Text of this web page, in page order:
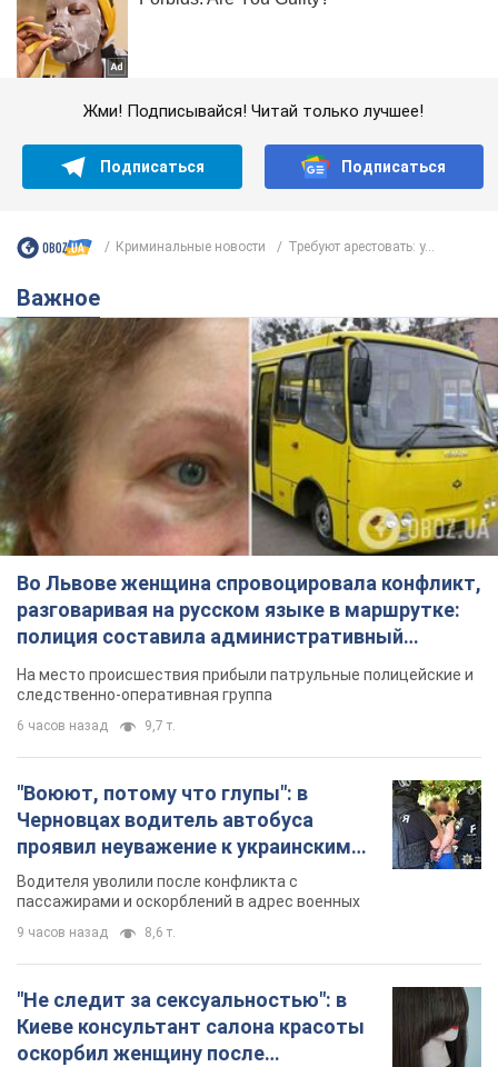
Жми! Подписывайся! Читай только лучшее!
Подписаться Подписаться
Криминальные новости Требуют арестовать: у...
Важное
Во Львове женщина спровоцировала конфликт,
разговаривая на русском языке в маршрутке:
полиция составила административный
протокол. Видео
На место происшествия прибыли патрульные полицейские и
следственно-оперативная группа
6 часов назад 9,7 т.
"Воюют, потому что глупы": в
Черновцах водитель автобуса
проявил неуважение к украинским
военным и поплатился за это.
Видео
Водителя уволили после конфликта с
пассажирами и оскорблений в адрес военных
9 часов назад 8,6 т.
"Не следит за сексуальностью": в
Киеве консультант салона красоты
оскорбил женщину после